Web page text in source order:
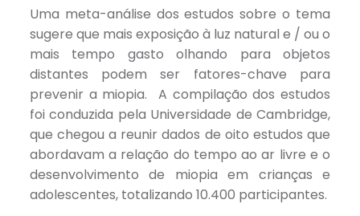
Uma meta-análise dos estudos sobre o tema
sugere que mais exposição à luz natural e / ou o
mais tempo gasto olhando para objetos
distantes podem ser fatores-chave para
prevenir a miopia. A compilação dos estudos
foi conduzida pela Universidade de Cambridge,
que chegou a reunir dados de oito estudos que
abordavam a relação do tempo ao ar livre e o
desenvolvimento de miopia em crianças e
adolescentes, totalizando 10.400 participantes.